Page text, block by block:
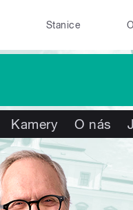
Stanice
Kamery O nás